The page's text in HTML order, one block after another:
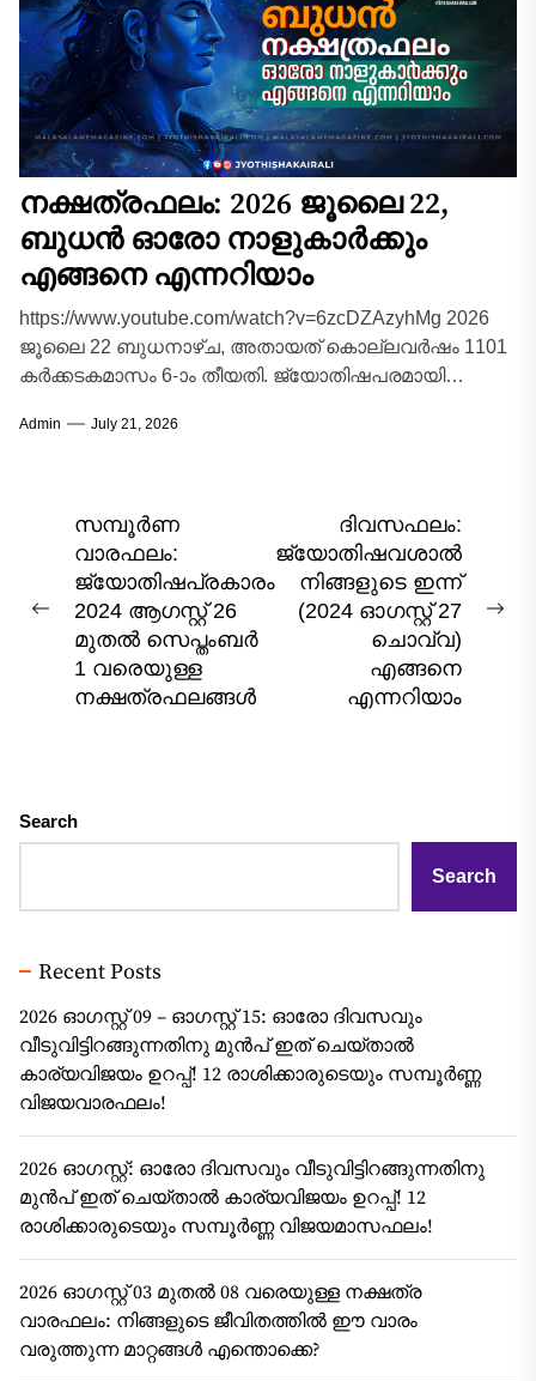
നക്ഷത്രഫലം: 2026 ജൂലൈ 22,
ബുധൻ ഓരോ നാളുകാർക്കും
എങ്ങനെ എന്നറിയാം
https://www.youtube.com/watch?v=6zcDZAzyhMg 2026
ജൂലൈ 22 ബുധനാഴ്ച, അതായത് കൊല്ലവർഷം 1101
കർക്കടകമാസം 6-ാം തീയതി. ജ്യോതിഷപരമായി
ബുധഗ്രഹത്തിന്റെ സ്വഭാവവിശേഷങ്ങളും ചന്ദ്രന്റെ
Admin July 21, 2026
Post
navigation
Previous
post:
സമ്പൂർണ
വാരഫലം:
ജ്യോതിഷപ്രകാരം
2024 ആഗസ്റ്റ്‌ 26
മുതൽ സെപ്തംബർ
1 വരെയുള്ള
നക്ഷത്രഫലങ്ങൾ
ദിവസഫലം:
ജ്യോതിഷവശാൽ
നിങ്ങളുടെ ഇന്ന്‌
(2024 ഓഗസ്റ്റ് 27
ചൊവ്വ)
എങ്ങനെ
എന്നറിയാം
Search
Search
Recent Posts
2026 ഓഗസ്റ്റ് 09 – ഓഗസ്റ്റ് 15: ഓരോ ദിവസവും
വീടുവിട്ടിറങ്ങുന്നതിനു മുൻപ് ഇത് ചെയ്താൽ
കാര്യവിജയം ഉറപ്പ്! 12 രാശിക്കാരുടെയും സമ്പൂർണ്ണ
വിജയവാരഫലം!
2026 ഓഗസ്റ്റ്: ഓരോ ദിവസവും വീടുവിട്ടിറങ്ങുന്നതിനു
മുൻപ് ഇത് ചെയ്താൽ കാര്യവിജയം ഉറപ്പ്! 12
രാശിക്കാരുടെയും സമ്പൂർണ്ണ വിജയമാസഫലം!
2026 ഓഗസ്റ്റ് 03 മുതൽ 08 വരെയുള്ള നക്ഷത്ര
വാരഫലം: നിങ്ങളുടെ ജീവിതത്തിൽ ഈ വാരം
വരുത്തുന്ന മാറ്റങ്ങൾ എന്തൊക്കെ?